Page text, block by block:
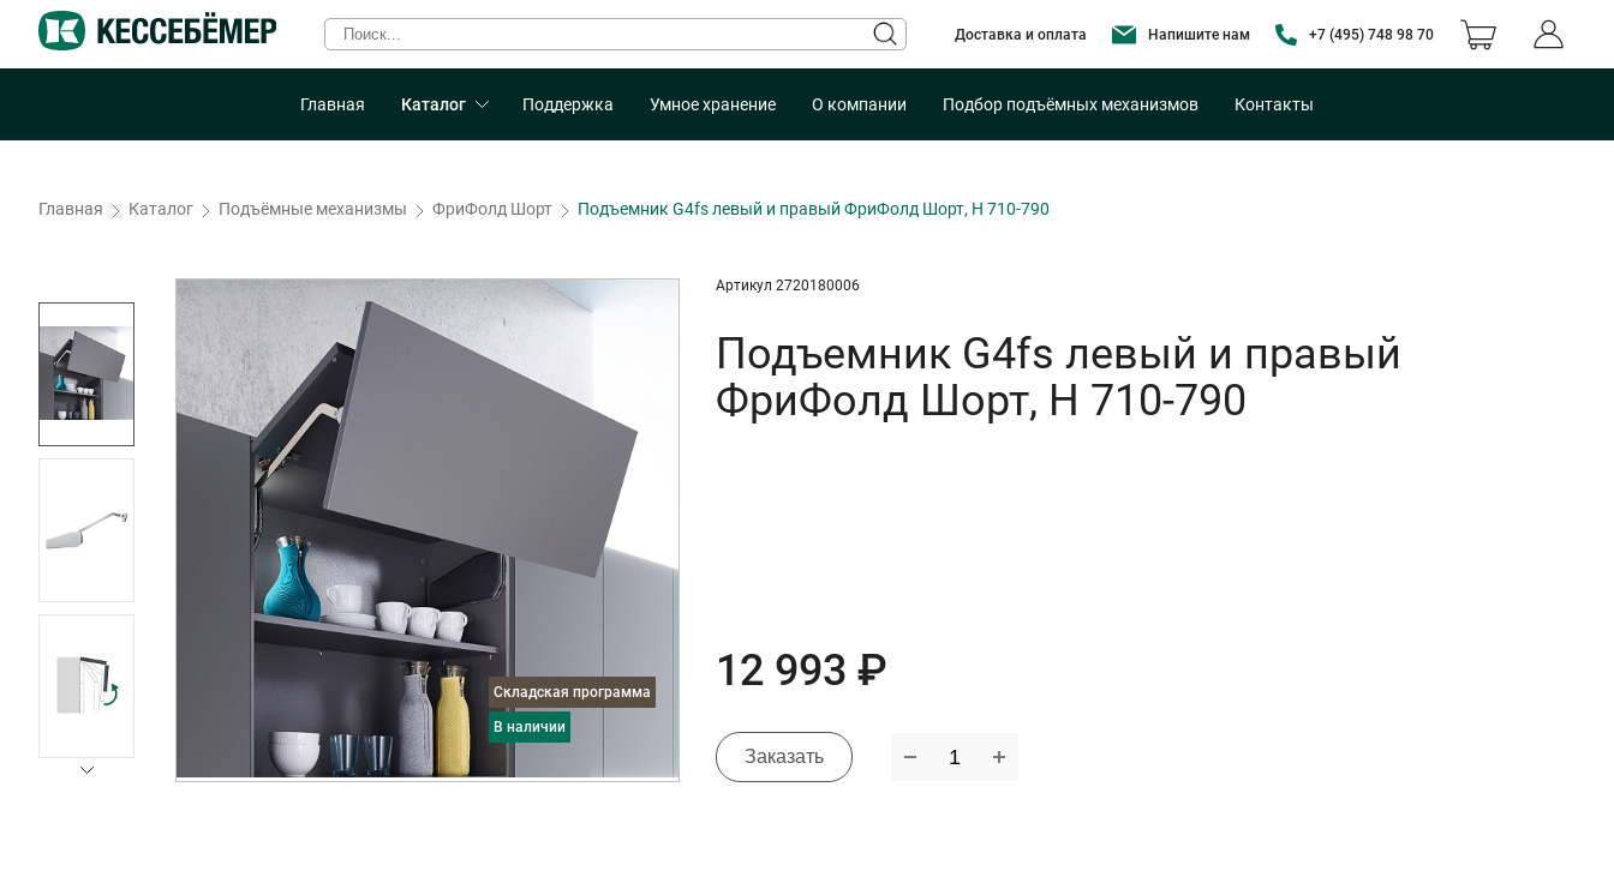
Доставка и оплата Напишите нам +7 (495) 748 98 70
Главная Каталог Поддержка Умное хранение О компании Подбор подъёмных механизмов Контакты
Главная Каталог Подъёмные механизмы ФриФолд Шорт Подъемник G4fs левый и правый ФриФолд Шорт, H 710-790
Складская программа
в наличии
Артикул 2720180006
Подъемник G4fs левый и правый
ФриФолд Шорт, H 710-790
12 993 ₽
Заказать